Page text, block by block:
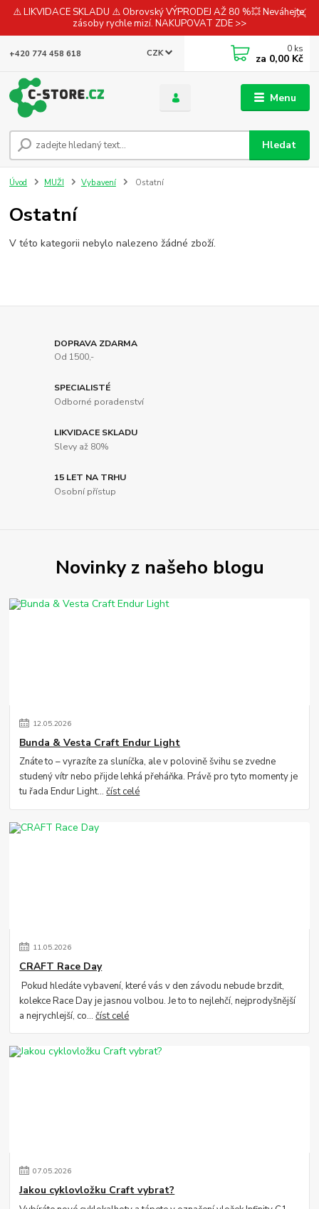
⚠️ LIKVIDACE SKLADU ⚠️ Obrovský VÝPRODEJ AŽ 80 %💥 Neváhejte,
zásoby rychle mizí. NAKUPOVAT ZDE >>
Menu
CZK
Hledat
+420 774 458 618 0 ks
za 0,00 Kč
Úvod MUŽI Vybavení Ostatní
Ostatní
V této kategorii nebylo nalezeno žádné zboží.
DOPRAVA ZDARMA
Od 1500,-
SPECIALISTÉ
Odborné poradenství
LIKVIDACE SKLADU
Slevy až 80%
15 LET NA TRHU
Osobní přístup
Novinky z našeho blogu
12.05.2026
Bunda & Vesta Craft Endur Light
Znáte to – vyrazíte za sluníčka, ale v polovině švihu se zvedne
studený vítr nebo přijde lehká přeháňka. Právě pro tyto momenty je
tu řada Endur Light...číst celé
11.05.2026
CRAFT Race Day
Pokud hledáte vybavení, které vás v den závodu nebude brzdit,
kolekce Race Day je jasnou volbou. Je to to nejlehčí, nejprodyšnější
a nejrychlejší, co...číst celé
07.05.2026
Jakou cyklovložku Craft vybrat?